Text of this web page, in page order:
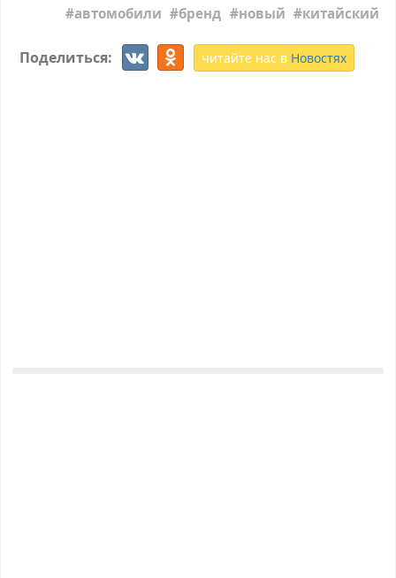
автомобили бренд новый китайский
Поделиться: читайте нас в Новостях